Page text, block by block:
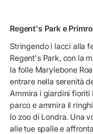
Regent's Park e
Stringendo i lacci alla
Regent's Park, con la
la folle Marylebone
entrare nella serenità
Ammira i giardini fioriti
parco e ammira il
lo zoo di Londra. Una
alle tue spalle e